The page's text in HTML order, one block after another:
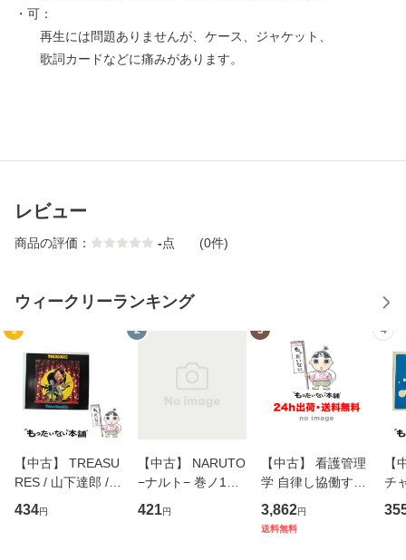
・可：
再生には問題ありませんが、ケース、ジャケット、
歌詞カードなどに痛みがあります。
レビュー
商品の評価： -点 (0件)
ウィークリーランキング
1
【中古】 TREASU
RES / 山下達郎 /
イーストウエス
ト・ジャパン [CD]
434円
2
【中古】 NARUTO
−ナルト− 巻ノ1
（ジャンプコミッ
クス） / 岸本 斉史
421円
3
【中古】 看護管理
学 自律し協働する
専門職の看護マネ
ジメントスキル 改
3,862円
送料無料
4
【
チ
キ